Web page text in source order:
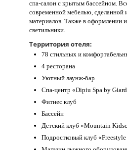
спа-салон с крытым бассейном.
современной мебелью, сделанной
материалов. Также в оформлении
светильники.
Территория отеля:
78 стильных и
4 ресторана
Уютный лаунж-бар
Спа-центр «Dipiu Spa by
Фитнес клуб
Бассейн
Детский клуб «Mountain
Подростковый клуб